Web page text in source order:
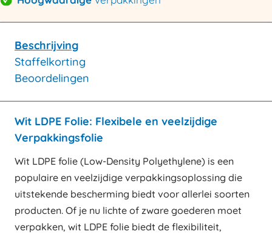
Beschrijving
Staffelkorting
Beoordelingen
Wit LDPE Folie: Flexibele en veelzijdige
Verpakkingsfolie
Wit LDPE folie (Low-Density Polyethylene) is een
populaire en veelzijdige verpakkingsoplossing die
uitstekende bescherming biedt voor allerlei soorten
producten. Of je nu lichte of zware goederen moet
verpakken, wit LDPE folie biedt de flexibiliteit,